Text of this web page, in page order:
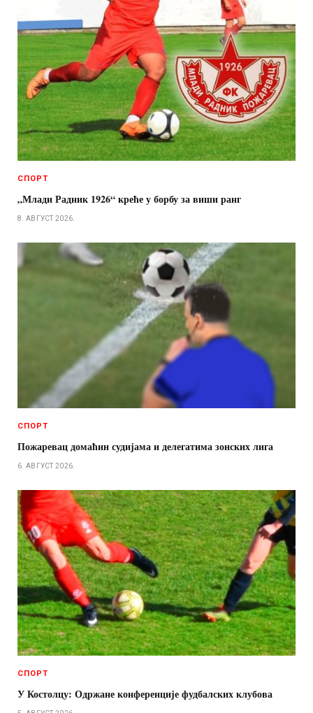
СПОРТ
„Млади Радник 1926“ креће у борбу за виши ранг
8. АВГУСТ 2026.
СПОРТ
Пожаревац домаћин судијама и делегатима зонских лига
6. АВГУСТ 2026.
СПОРТ
У Костолцу: Одржане конференције фудбалских клубова